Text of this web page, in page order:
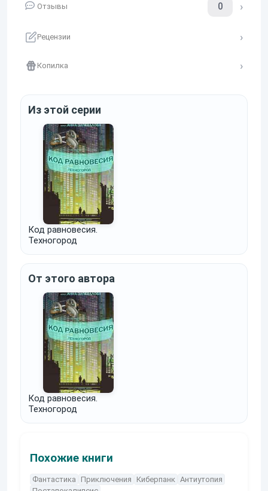
Отзывы 0
Рецензии
Копилка
Из этой серии
Код равновесия.
Техногород
От этого автора
Код равновесия.
Техногород
Похожие книги
Фантастика Приключения Киберпанк Антиутопия